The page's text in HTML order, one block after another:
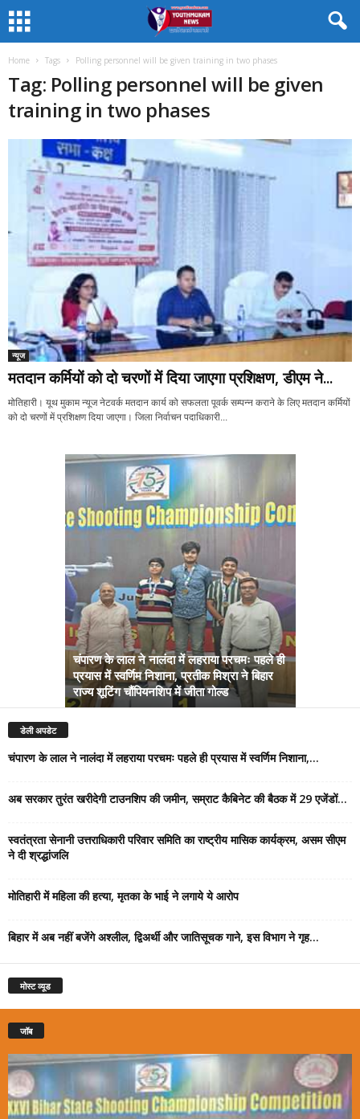
Home Tags Polling personnel will be given training in two phases
Tag: Polling personnel will be given
training in two phases
न्यूज
मतदान कर्मियों को दो चरणों में दिया जाएगा प्रशिक्षण, डीएम ने...
मोतिहारी। यूथ मुकाम न्यूज नेटवर्क मतदान कार्य को सफलता पूवर्क सम्पन्न कराने के लिए मतदान कर्मियों
को दो चरणों में प्रशिक्षण दिया जाएगा। जिला निर्वाचन पदाधिकारी...
चंपारण के लाल ने नालंदा में लहराया परचमः पहले ही
प्रयास में स्वर्णिम निशाना, प्रतीक मिश्रा ने बिहार
राज्य शूटिंग चौंपियनशिप में जीता गोल्ड
डेली अपडेट
चंपारण के लाल ने नालंदा में लहराया परचमः पहले ही प्रयास में स्वर्णिम निशाना,...
अब सरकार तुरंत खरीदेगी टाउनशिप की जमीन, सम्राट कैबिनेट की बैठक में 29 एजेंडों...
स्वतंत्रता सेनानी उत्तराधिकारी परिवार समिति का राष्ट्रीय मासिक कार्यक्रम, असम सीएम
ने दी श्रद्धांजलि
मोतिहारी में महिला की हत्या, मृतका के भाई ने लगाये ये आरोप
बिहार में अब नहीं बजेंगे अश्लील, द्विअर्थी और जातिसूचक गाने, इस विभाग ने गृह...
मोस्ट व्यूड
जॉब